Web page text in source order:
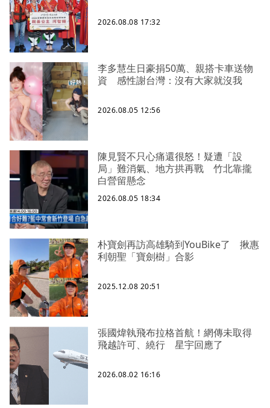
2026.08.08 17:32
李多慧生日豪捐50萬、親搭卡車送物
資 感性謝台灣：沒有大家就沒我
2026.08.05 12:56
陳見賢不只心痛還很怒！疑遭「設
局」難消氣、地方拱再戰 竹北靠攏
白營留懸念
2026.08.05 18:34
朴寶劍再訪高雄騎到YouBike了 揪惠
利朝聖「寶劍樹」合影
2025.12.08 20:51
張國煒執飛布拉格首航！網傳未取得
飛越許可、繞行 星宇回應了
2026.08.02 16:16